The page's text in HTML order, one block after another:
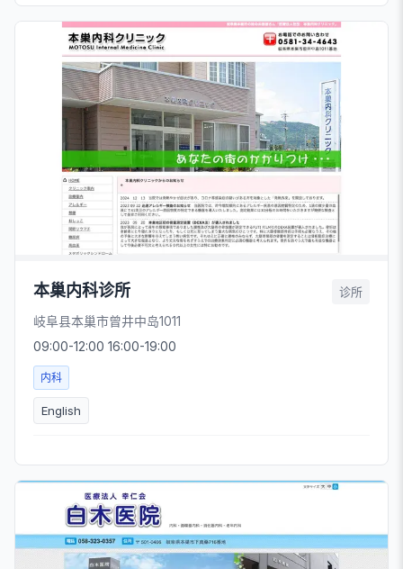
本巢内科诊所 诊所
岐阜县本巢市曾井中岛1011
09:00-12:00 16:00-19:00
内科
English